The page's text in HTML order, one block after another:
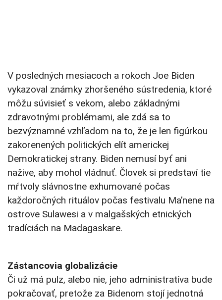
V posledných mesiacoch a rokoch Joe Biden
vykazoval známky zhoršeného sústredenia, ktoré
môžu súvisieť s vekom, alebo základnými
zdravotnými problémami, ale zdá sa to
bezvýznamné vzhľadom na to, že je len figúrkou
zakorenených politických elít americkej
Demokratickej strany. Biden nemusí byť ani
nažive, aby mohol vládnuť. Človek si predstaví tie
mŕtvoly slávnostne exhumované počas
každoročných rituálov počas festivalu Ma’nene na
ostrove Sulawesi a v malgašských etnických
tradíciách na Madagaskare.
Zástancovia globalizácie
Či už má pulz, alebo nie, jeho administratíva bude
pokračovať, pretože za Bidenom stojí jednotná